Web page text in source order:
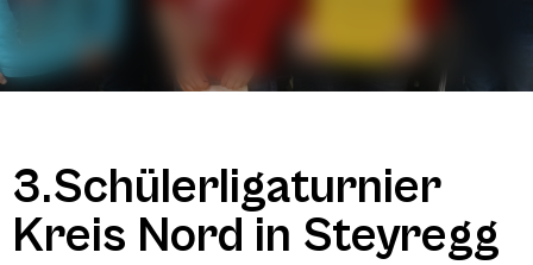
3.Schülerligaturnier
Kreis Nord in Steyregg